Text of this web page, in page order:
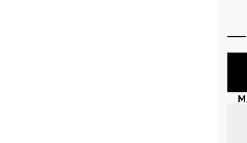
M